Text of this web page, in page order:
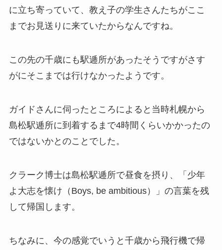
に立ち寄っていて、教え子の学生さんたちがここ
までお見送りに来ていたからなんですね。
この先の千歳にも駅逓所があったそうですがさす
がにそこまでは行けなかったようです。
ガイドさんに伺ったところによると当時札幌から
島松駅逓所に到着するまで4時間くらいかかったの
ではないかとのことでした。
クラーク博士は島松駅逓所で昼食を摂り、「少年
よ大志を懐け（Boys, be ambitious）」の言葉を残
して帰国します。
ちなみに、今の感覚でいうと千歳から飛行機で帰